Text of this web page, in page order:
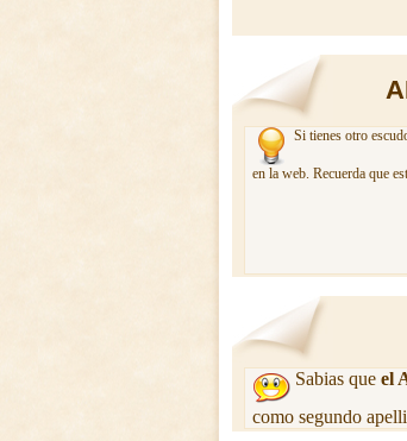
Si tienes otro
en la web. Recuerda que
Sabias que el
como segundo